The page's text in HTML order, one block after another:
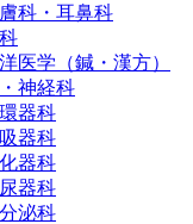
科・耳鼻科
医学（鍼・漢方）
神経科
器科
器科
器科
器科
泌科